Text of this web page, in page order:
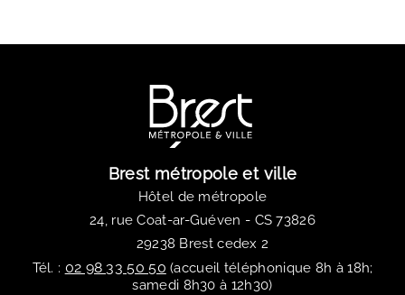
Brest métropole et ville
Hôtel de métropole
24, rue Coat-ar-Guéven - CS 73826
29238 Brest cedex 2
Tél. : 02 98 33 50 50 (accueil téléphonique 8h à 18h;
samedi 8h30 à 12h30)